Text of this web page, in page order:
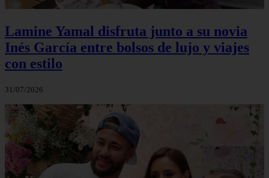
Lamine Yamal disfruta junto a su novia
Inés García entre bolsos de lujo y viajes
con estilo
31/07/2026